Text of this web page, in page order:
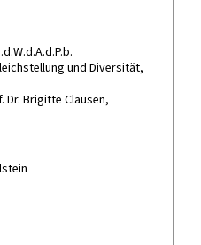
und Diversität,
Brigitte Clausen,